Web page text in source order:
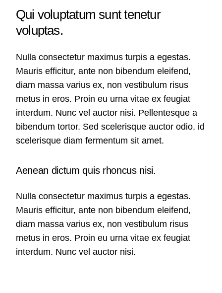
Qui voluptatum sunt tenetur
voluptas.
Nulla consectetur maximus turpis a egestas.
Mauris efficitur, ante non bibendum eleifend,
diam massa varius ex, non vestibulum risus
metus in eros. Proin eu urna vitae ex feugiat
interdum. Nunc vel auctor nisi. Pellentesque a
bibendum tortor. Sed scelerisque auctor odio, id
scelerisque diam fermentum sit amet.
Aenean dictum quis rhoncus nisi.
Nulla consectetur maximus turpis a egestas.
Mauris efficitur, ante non bibendum eleifend,
diam massa varius ex, non vestibulum risus
metus in eros. Proin eu urna vitae ex feugiat
interdum. Nunc vel auctor nisi.